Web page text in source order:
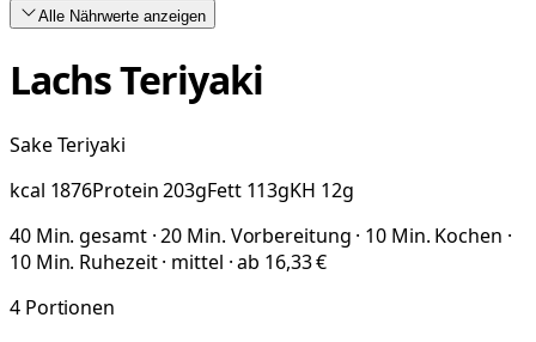
Alle Nährwerte anzeigen
Lachs Teriyaki
Sake Teriyaki
kcal 1876Protein203gFett 113gKH 12g
40 Min. gesamt · 20 Min. Vorbereitung · 10 Min. Kochen ·
10 Min. Ruhezeit · mittel · ab 16,33 €
4 Portionen